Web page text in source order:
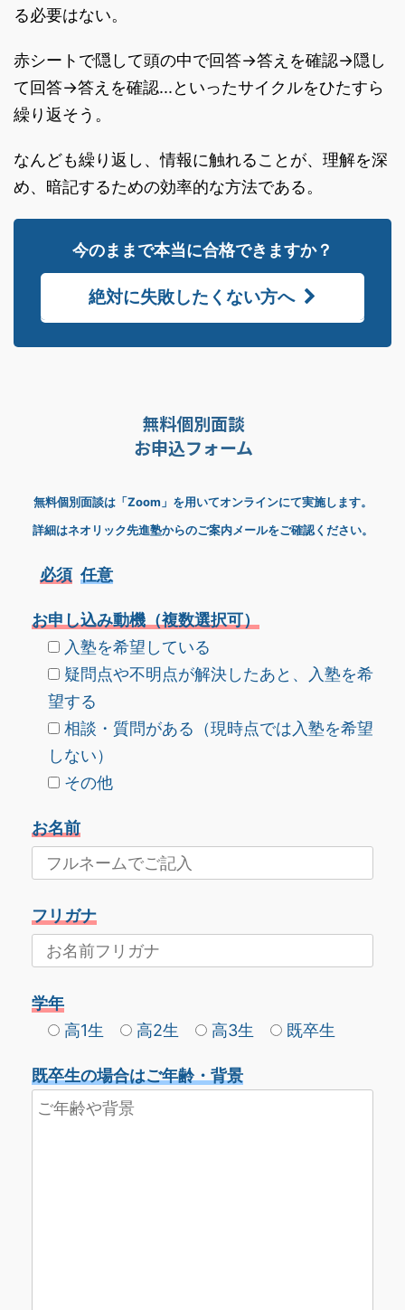
る必要はない。
赤シートで隠して頭の中で回答→答えを確認→隠し
て回答→答えを確認...といったサイクルをひたすら
繰り返そう。
なんども繰り返し、情報に触れることが、理解を深
め、暗記するための効率的な方法である。
今のままで本当に合格できますか？
絶対に失敗したくない方へ
無料個別面談
お申込フォーム
無料個別面談は「Zoom」を用いてオンラインにて実施します。
詳細はネオリック先進塾からのご案内メールをご確認ください。
必須 任意
お申し込み動機（複数選択可）
入塾を希望している
疑問点や不明点が解決したあと、入塾を希
望する
相談・質問がある（現時点では入塾を希望
しない）
その他
お名前
フリガナ
学年
高1生
高2生 高3生 既卒生
既卒生の場合はご年齢・背景